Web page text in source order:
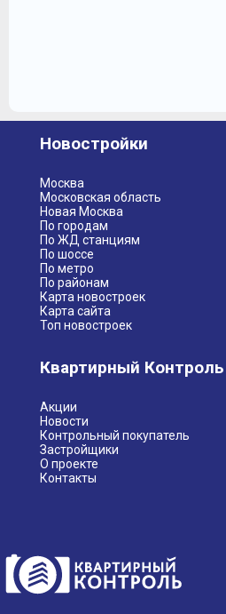
Новостройки
Москва
Московская область
Новая Москва
По городам
По ЖД станциям
По шоссе
По метро
По районам
Карта новостроек
Карта сайта
Топ новостроек
Квартирный Контроль
Акции
Новости
Контрольный покупатель
Застройщики
О проекте
Контакты